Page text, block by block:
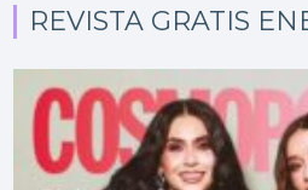
REVISTA GRATIS